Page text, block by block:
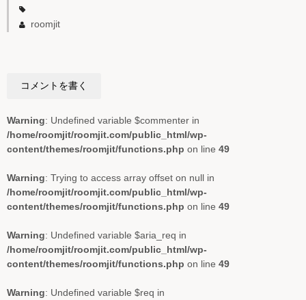
roomjit
Warning: Undefined variable $commenter in
/home/roomjit/roomjit.com/public_html/wp-
content/themes/roomjit/functions.php on line 49
Warning: Trying to access array offset on null in
/home/roomjit/roomjit.com/public_html/wp-
content/themes/roomjit/functions.php on line 49
Warning: Undefined variable $aria_req in
/home/roomjit/roomjit.com/public_html/wp-
content/themes/roomjit/functions.php on line 49
Warning: Undefined variable $req in